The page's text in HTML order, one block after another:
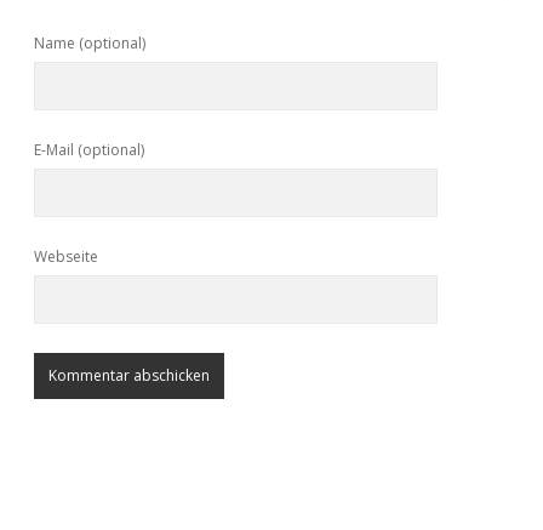
Name (optional)
E-Mail (optional)
Webseite